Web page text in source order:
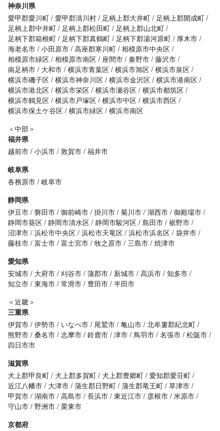
神奈川県
愛甲郡愛川町 愛甲郡清川村 足柄上郡大井町
足柄上郡開成町
足柄上郡中井町
足柄上郡松田町
足柄上郡山北町
足柄下郡箱根町
足柄下郡真鶴町 足柄下郡湯河原町
厚木市
海老名市 小田原市 高座郡寒川町 相模原市中央区
相模原市緑区 相模原市南区 座間市 秦野市 藤沢市
南足柄市
大和市 横浜市青葉区 横浜市旭区 横浜市泉区
横浜市磯子区 横浜市神奈川区 横浜市金沢区 横浜市港南区
横浜市港北区 横浜市栄区 横浜市瀬谷区 横浜市都筑区
横浜市鶴見区 横浜市戸塚区 横浜市中区 横浜市西区
横浜市保土ケ谷区 横浜市緑区 横浜市南区
＜中部＞
福井県
越前市 小浜市 敦賀市 福井市
岐阜県
各務原市 岐阜市
静岡県
伊豆市 磐田市 御前崎市 掛川市 菊川市 湖西市 御殿場市
静岡市葵区 静岡市清水区 静岡市駿河区 島田市 裾野市
沼津市 浜松市中央区 浜松市天竜区 浜松市浜名区 袋井市
藤枝市 富士市 富士宮市 牧之原市 三島市 焼津市
愛知県
安城市
大府市 刈谷市 蒲郡市 新城市 高浜市 知多市
知立市 東海市 常滑市 豊田市 半田市
＜近畿＞
三重県
伊賀市 伊勢市 いなべ市 尾鷲市 亀山市 北牟婁郡紀北町
熊野市 桑名市 志摩市 鈴鹿市 津市 鳥羽市 名張市 松阪市
四日市市
滋賀県
犬上郡甲良町 犬上郡多賀町 犬上郡豊郷町 愛知郡愛荘町
近江八幡市
大津市 蒲生郡日野町 蒲生郡竜王町 草津市
甲賀市 湖南市 高島市 長浜市 東近江市 彦根市 米原市
守山市 野洲市 栗東市
京都府